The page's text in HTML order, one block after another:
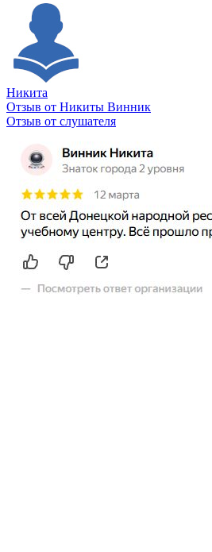
Никита
Отзыв от Никиты Винник
Отзыв от слушателя